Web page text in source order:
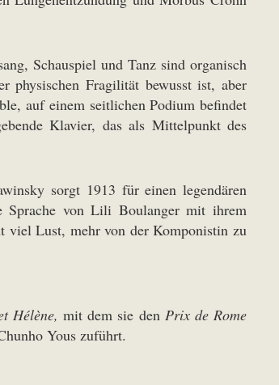
Schauspiel und Tanz sind organisch
physischen Fragilität bewusst ist, aber
auf einem seitlichen Podium befindet
Klavier, das als Mittelpunkt des
sorgt 1913 für einen legendären
Sprache von Lili Boulanger mit ihrem
viel Lust, mehr von der Komponistin zu
Hélène, mit dem sie den Prix de Rome
Yous zuführt.